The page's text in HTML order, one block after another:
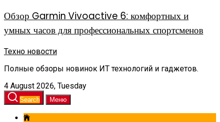
Обзор Garmin Vivoactive 6: комфортных и
умных часов для профессиональных спортсменов
Техно новости
Полные обзоры новинок ИТ технологий и гаджетов.
4 August 2026, Tuesday
Search Меню